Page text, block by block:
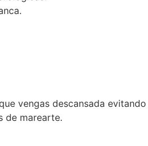
vengas descansada
de marearte.